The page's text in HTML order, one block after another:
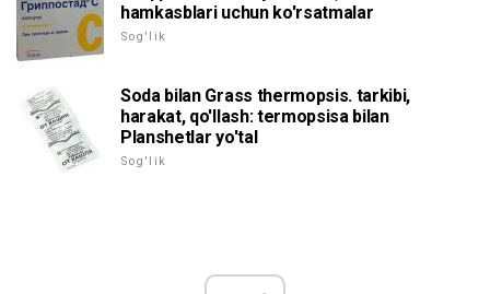
hamkasblari uchun ko'rsatmalar
Sog'lik
Soda bilan Grass thermopsis. tarkibi,
harakat, qo'llash: termopsisa bilan
Planshetlar yo'tal
Sog'lik